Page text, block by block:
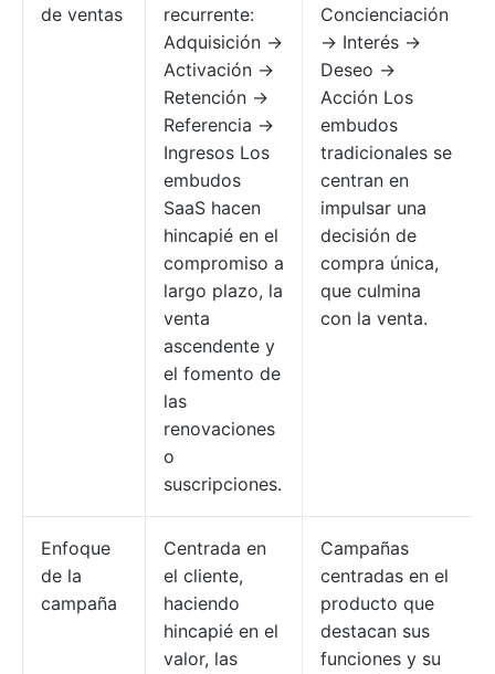
de ventas
recurrente:
Adquisición →
Activación →
Retención →
Referencia →
Ingresos Los
embudos
SaaS hacen
hincapié en el
compromiso a
largo plazo, la
venta
ascendente y
el fomento de
las
renovaciones
o
suscripciones.
Concienciación
→ Interés →
Deseo →
Acción Los
embudos
tradicionales se
centran en
impulsar una
decisión de
compra única,
que culmina
con la venta.
Enfoque
de la
campaña
Centrada en
el cliente,
haciendo
hincapié en el
valor, las
Campañas
centradas en el
producto que
destacan sus
funciones y su